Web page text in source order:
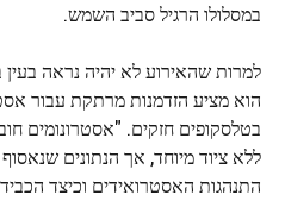
במסלולו הרגיל סביב השמש.
למרות שהאירוע לא יהיה נראה בעין
הוא מציע הזדמנות מרתקת עבור
בטלסקופים חזקים. "אסטרונומים
ללא ציוד מיוחד, אך הנתונים
התנהגות האסטרואידים וכיצד